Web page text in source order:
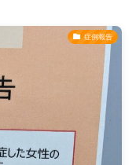
症例報告